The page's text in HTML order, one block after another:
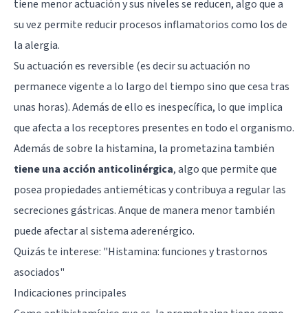
tiene menor actuación y sus niveles se reducen, algo que a
su vez permite reducir procesos inflamatorios como los de
la alergia.
Su actuación es reversible (es decir su actuación no
permanece vigente a lo largo del tiempo sino que cesa tras
unas horas). Además de ello es inespecífica, lo que implica
que afecta a los receptores presentes en todo el organismo.
Además de sobre la histamina, la prometazina también
tiene una acción anticolinérgica, algo que permite que
posea propiedades antieméticas y contribuya a regular las
secreciones gástricas. Anque de manera menor también
puede afectar al sistema aderenérgico.
Quizás te interese: "Histamina: funciones y trastornos
asociados"
Indicaciones principales